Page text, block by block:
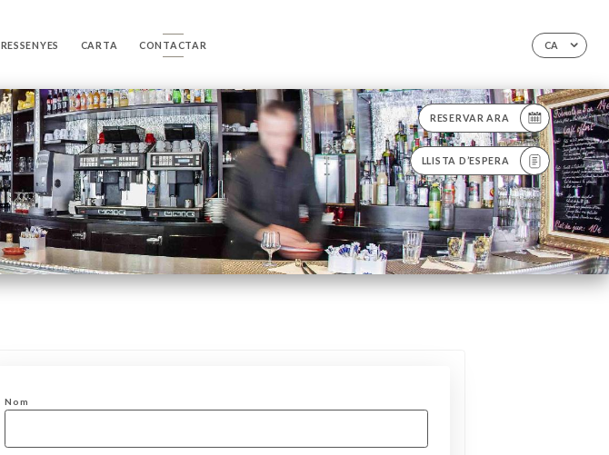
CA
RESSENYES CARTA CONTACTAR
RESERVAR ARA
LLISTA D’ESPERA
Nom